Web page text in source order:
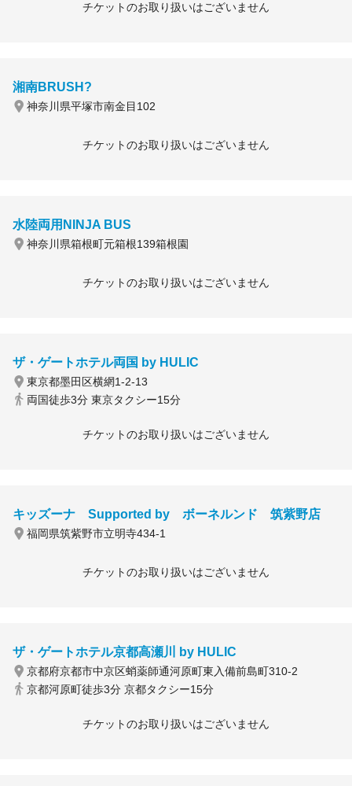
チケットのお取り扱いはございません
湘南BRUSH?
神奈川県平塚市南金目102
チケットのお取り扱いはございません
水陸両用NINJA BUS
神奈川県箱根町元箱根139箱根園
チケットのお取り扱いはございません
ザ・ゲートホテル両国 by HULIC
東京都墨田区横網1-2-13
両国徒歩3分 東京タクシー15分
チケットのお取り扱いはございません
キッズーナ Supported by ボーネルンド 筑紫野店
福岡県筑紫野市立明寺434-1
チケットのお取り扱いはございません
ザ・ゲートホテル京都高瀬川 by HULIC
京都府京都市中京区蛸薬師通河原町東入備前島町310-2
京都河原町徒歩3分 京都タクシー15分
チケットのお取り扱いはございません